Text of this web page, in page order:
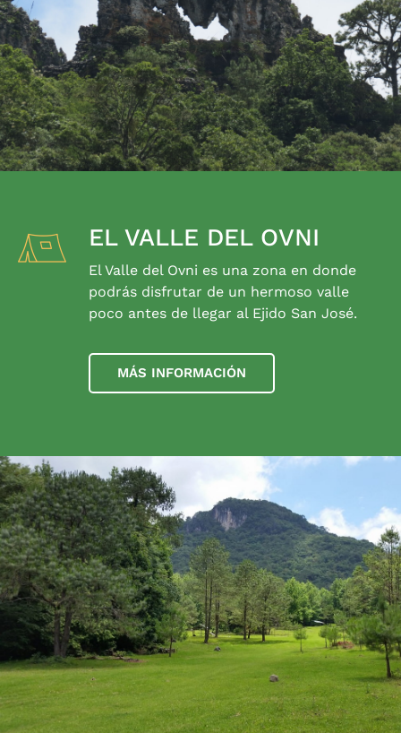
EL VALLE DEL OVNI
El Valle del Ovni es una zona en donde
podrás disfrutar de un hermoso valle
poco antes de llegar al Ejido San José.
MÁS INFORMACIÓN